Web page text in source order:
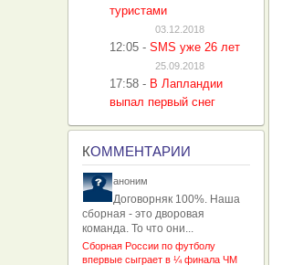
туристами
03.12.2018
12:05 - SMS уже 26 лет
25.09.2018
17:58 - В Лапландии
выпал первый снег
КОММЕНТАРИИ
аноним
Договорняк 100%. Наша
сборная - это дворовая
команда. То что они...
Сборная России по футболу
впервые сыграет в ¼ финала ЧМ